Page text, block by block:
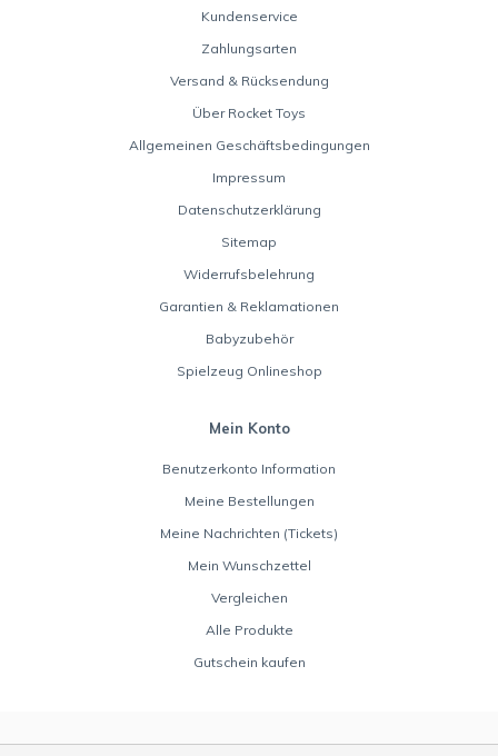
Kundenservice
Zahlungsarten
Versand & Rücksendung
Über Rocket Toys
Allgemeinen Geschäftsbedingungen
Impressum
Datenschutzerklärung
Sitemap
Widerrufsbelehrung
Garantien & Reklamationen
Babyzubehör
Spielzeug Onlineshop
Mein Konto
Benutzerkonto Information
Meine Bestellungen
Meine Nachrichten (Tickets)
Mein Wunschzettel
Vergleichen
Alle Produkte
Gutschein kaufen